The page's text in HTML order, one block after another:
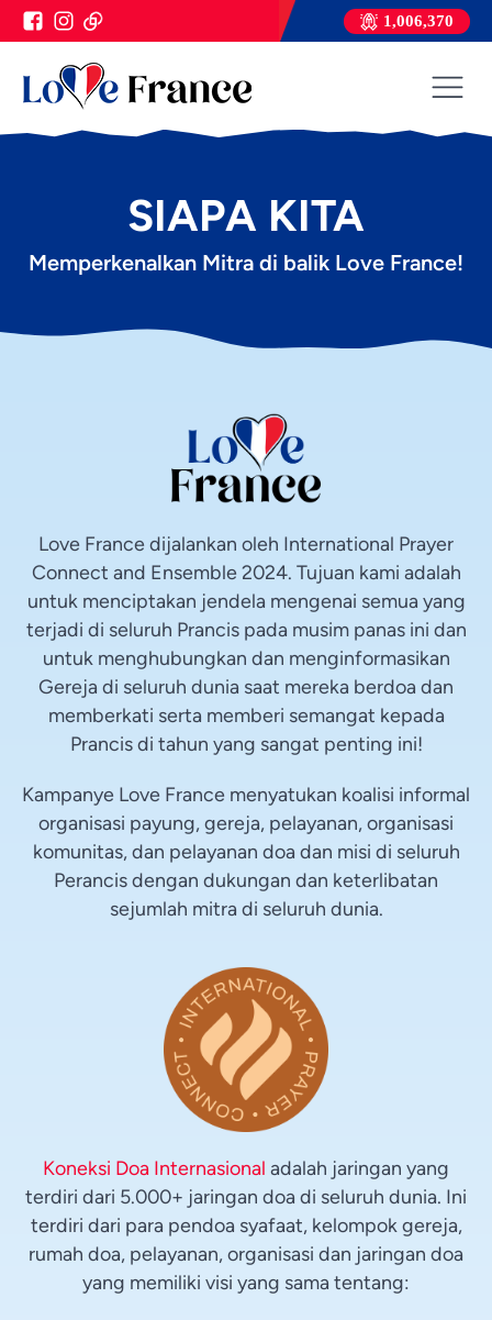
1,006,370
SIAPA KITA
Memperkenalkan Mitra di balik Love France!
Love France dijalankan oleh International Prayer
Connect and Ensemble 2024. Tujuan kami adalah
untuk menciptakan jendela mengenai semua yang
terjadi di seluruh Prancis pada musim panas ini dan
untuk menghubungkan dan menginformasikan
Gereja di seluruh dunia saat mereka berdoa dan
memberkati serta memberi semangat kepada
Prancis di tahun yang sangat penting ini!
Kampanye Love France menyatukan koalisi informal
organisasi payung, gereja, pelayanan, organisasi
komunitas, dan pelayanan doa dan misi di seluruh
Perancis dengan dukungan dan keterlibatan
sejumlah mitra di seluruh dunia.
Koneksi Doa Internasional adalah jaringan yang
terdiri dari 5.000+ jaringan doa di seluruh dunia. Ini
terdiri dari para pendoa syafaat, kelompok gereja,
rumah doa, pelayanan, organisasi dan jaringan doa
yang memiliki visi yang sama tentang: